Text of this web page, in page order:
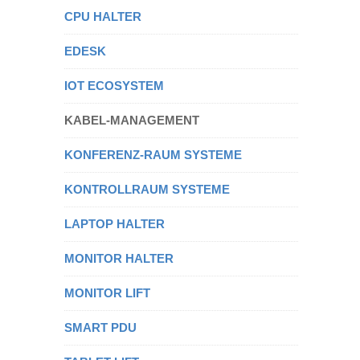
CPU HALTER
EDESK
IOT ECOSYSTEM
KABEL-MANAGEMENT
KONFERENZ-RAUM SYSTEME
KONTROLLRAUM SYSTEME
LAPTOP HALTER
MONITOR HALTER
MONITOR LIFT
SMART PDU